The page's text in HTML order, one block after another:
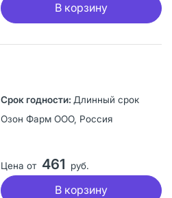
В корзину
Длинный срок
Озон Фарм ООО, Россия
Цена от 461 руб.
В корзину